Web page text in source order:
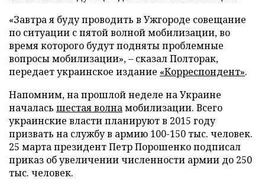
«Завтра я буду проводить в Ужгороде совещание
по ситуации с пятой волной мобилизации, во
время которого будут подняты проблемные
вопросы мобилизации», – сказал Полторак,
передает украинское издание «Корреспондент».
Напомним, на прошлой неделе на Украине
началась шестая волнамобилизации. Всего
украинские власти планируют в 2015 году
призвать на службу в армию 100-150 тыс. человек.
25 марта президент Петр Порошенко подписал
приказ об увеличении численности армии до 250
тыс. человек.